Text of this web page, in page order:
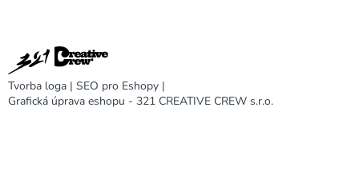
Tvorba loga | SEO pro Eshopy |
Grafická úprava eshopu - 321 CREATIVE CREW s.r.o.